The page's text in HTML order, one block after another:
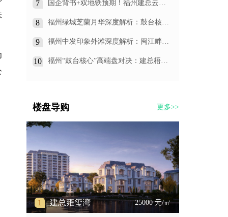
明港准现房！
7
国企背书+双地铁预期！福州建总云璟
炸”选择
8
福州绿城芝蘭月华深度解析：鼓台核心
9
福州中发印象外滩深度解析：闽江畔
10
福州“鼓台核心”高端盘对决：建总梧桐
楼盘导购 更多>>
1 建总雍玺湾 25000 元/㎡